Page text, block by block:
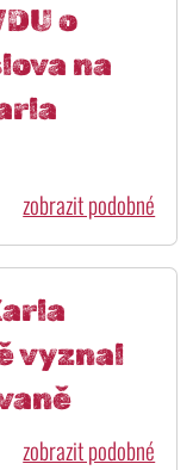
o
na
zobrazit podobné
vyznal
zobrazit podobné